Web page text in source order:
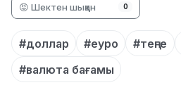
😡 Шектен шыққан 0
#доллар #еуро #теңге
#валюта бағамы